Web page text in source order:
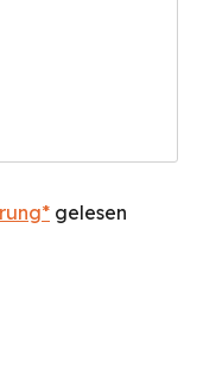
gelesen